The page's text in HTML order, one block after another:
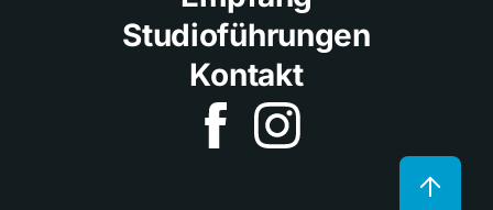
Studioführungen
Kontakt